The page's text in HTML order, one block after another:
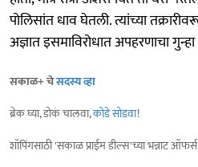
पोलिसांत धाव घेतली. त्यांच्या
अज्ञात इसमाविरोधात अपहरणाचा
सकाळ+ चेसदस्य व्हा
ब्रेक घ्या, डोकं चालवा,कोडे सोडवा!
शॉपिंगसाठी 'सकाळ प्राईम डील्स'च्या भन्नाट